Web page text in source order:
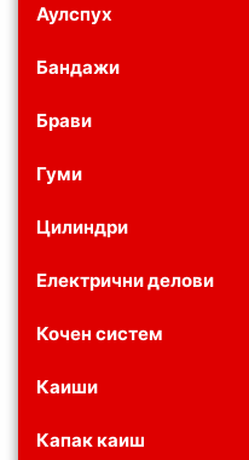
Аулспух
Бандажи
Брави
Гуми
Цилиндри
Електрични делови
Кочен систем
Каиши
Капак каиш